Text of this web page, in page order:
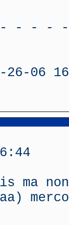
- - -
06
ma